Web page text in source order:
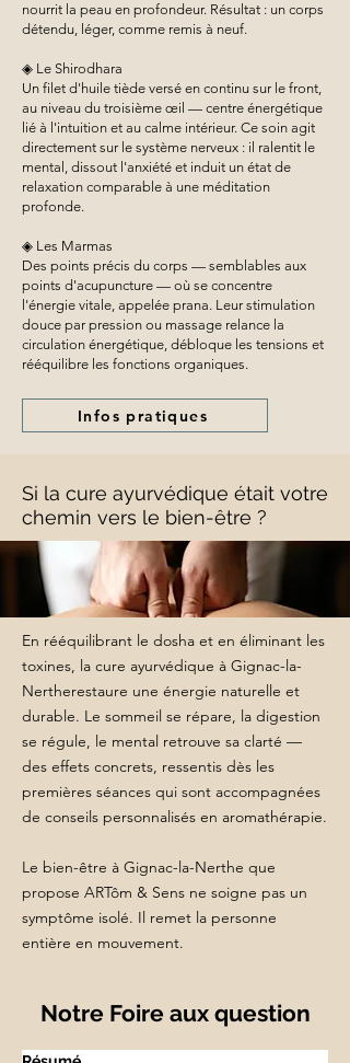
nourrit la peau en profondeur. Résultat : un corps
détendu, léger, comme remis à neuf.
◈ Le Shirodhara
Un filet d'huile tiède versé en continu sur le front,
au niveau du troisième œil — centre énergétique
lié à l'intuition et au calme intérieur. Ce soin agit
directement sur le système nerveux : il ralentit le
mental, dissout l'anxiété et induit un état de
relaxation comparable à une méditation
profonde.
◈ Les Marmas
Des points précis du corps — semblables aux
points d'acupuncture — où se concentre
l'énergie vitale, appelée prana. Leur stimulation
douce par pression ou massage relance la
circulation énergétique, débloque les tensions et
rééquilibre les fonctions organiques.
Infos pratiques
Si la cure ayurvédique était votre
chemin vers le bien-être ?
En rééquilibrant le dosha et en éliminant les
toxines, la cure ayurvédique à Gignac-la-
Nertherestaure une énergie naturelle et
durable. Le sommeil se répare, la digestion
se régule, le mental retrouve sa clarté —
des effets concrets, ressentis dès les
premières séances qui sont accompagnées
de conseils personnalisés en aromathérapie.
Le bien-être à Gignac-la-Nerthe que
propose ARTôm & Sens ne soigne pas un
symptôme isolé. Il remet la personne
entière en mouvement.
Notre Foire aux question